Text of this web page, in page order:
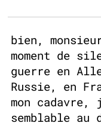
bien,
moment de
guerre en
Russie, en
mon
semblable